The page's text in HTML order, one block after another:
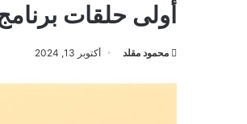
أولى حلقات
محمود مقلد أكتوبر 13, 2024